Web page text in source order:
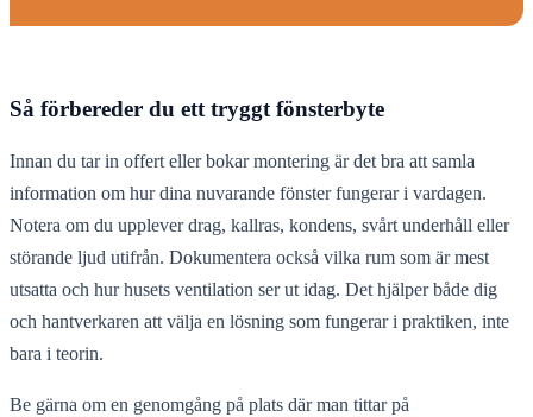
Så förbereder du ett tryggt fönsterbyte
Innan du tar in offert eller bokar montering är det bra att samla
information om hur dina nuvarande fönster fungerar i vardagen.
Notera om du upplever drag, kallras, kondens, svårt underhåll eller
störande ljud utifrån. Dokumentera också vilka rum som är mest
utsatta och hur husets ventilation ser ut idag. Det hjälper både dig
och hantverkaren att välja en lösning som fungerar i praktiken, inte
bara i teorin.
Be gärna om en genomgång på plats där man tittar på